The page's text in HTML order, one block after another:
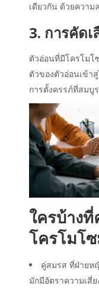
เดียวกัน ด้วยควา
3. การคัด
ตัวอ่อนที่มีโครโมโ
ตัวของตัวอ่อนเข้า
การตั้งครรภ์ที่สมบู
ใครบ้างที่
โครโมโ
คู่สมรส ที่ฝ่ายห
มักมีอัตราความเสี่